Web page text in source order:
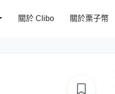
關於 Clibo 關於栗子幣